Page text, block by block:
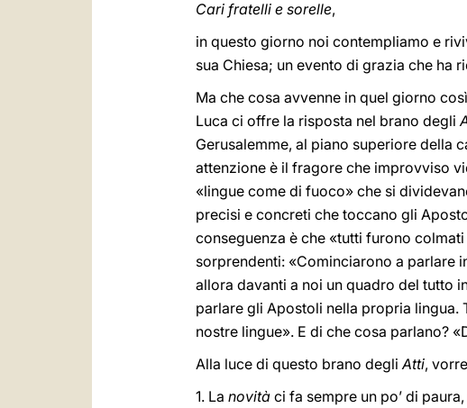
Cari fratelli e sorelle,
in questo giorno noi contempliamo e
sua Chiesa; un evento di grazia che ha
Ma che cosa avvenne in quel giorno
Luca ci offre la risposta nel brano degli
Gerusalemme, al piano superiore della
attenzione è il fragore che improvviso
«lingue come di fuoco» che si
precisi e concreti che toccano gli
conseguenza è che «tutti furono
sorprendenti: «Cominciarono a parlare
allora davanti a noi un quadro del tutto
parlare gli Apostoli nella propria lingua.
nostre lingue». E di che cosa parlano?
Alla luce di questo brano degliAtti,
1. La novità ci fa sempre un po’ di